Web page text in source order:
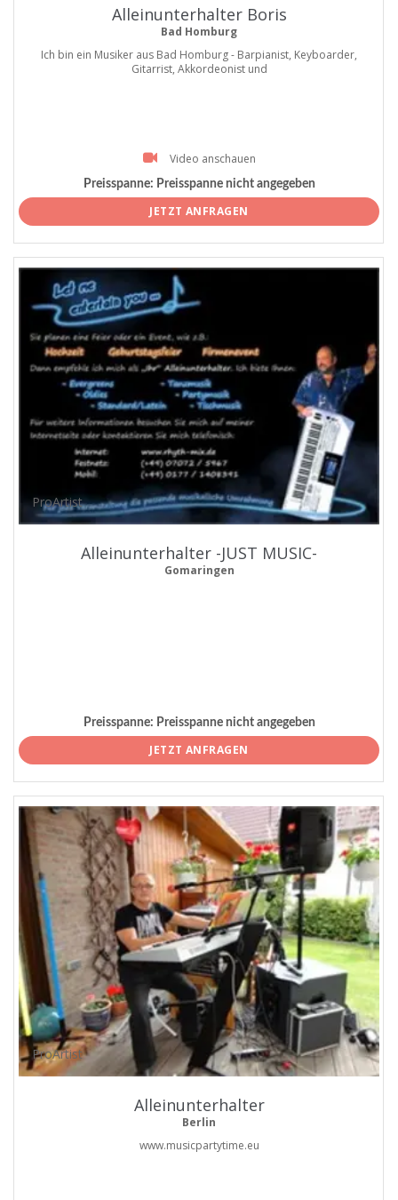
Alleinunterhalter Boris
Bad Homburg
Ich bin ein Musiker aus Bad Homburg - Barpianist, Keyboarder,
Gitarrist, Akkordeonist und
Video anschauen
Preisspanne: Preisspanne nicht angegeben
JETZT ANFRAGEN
ProArtist
Alleinunterhalter -JUST MUSIC-
Gomaringen
Preisspanne: Preisspanne nicht angegeben
JETZT ANFRAGEN
ProArtist
Alleinunterhalter
Berlin
www.musicpartytime.eu